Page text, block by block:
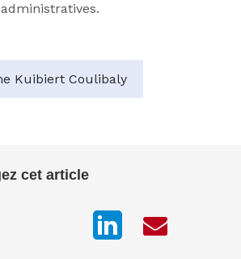
Kuibiert Coulibaly
cet article